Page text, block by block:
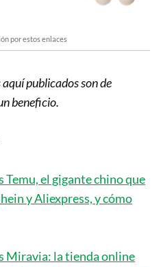
por estos enlaces
publicados son de
beneficio.
Temu, el gigante chino que
y Aliexpress, y cómo
Miravia: la tienda online